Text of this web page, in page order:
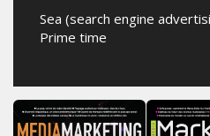
Sea (search engine
Prime time